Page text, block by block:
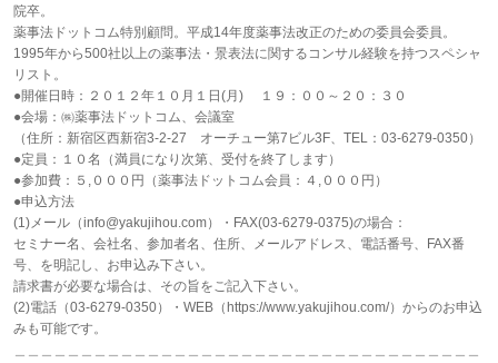
院卒。
薬事法ドットコム特別顧問。平成14年度薬事法改正のための委員会委員。
1995年から500社以上の薬事法・景表法に関するコンサル経験を持つスペシャ
リスト。
●開催日時：２０１２年１０月１日(月) １９：００～２０：３０
●会場：㈱薬事法ドットコム、会議室
（住所：新宿区西新宿3-2-27 オーチュー第7ビル3F、TEL：03-6279-0350）
●定員：１０名（満員になり次第、受付を終了します）
●参加費：５,０００円（薬事法ドットコム会員：４,０００円）
●申込方法
(1)メール（info@yakujihou.com）・FAX(03-6279-0375)の場合：
セミナー名、会社名、参加者名、住所、メールアドレス、電話番号、FAX番
号、を明記し、お申込み下さい。
請求書が必要な場合は、その旨をご記入下さい。
(2)電話（03-6279-0350）・WEB（https://www.yakujihou.com/）からのお申込
みも可能です。